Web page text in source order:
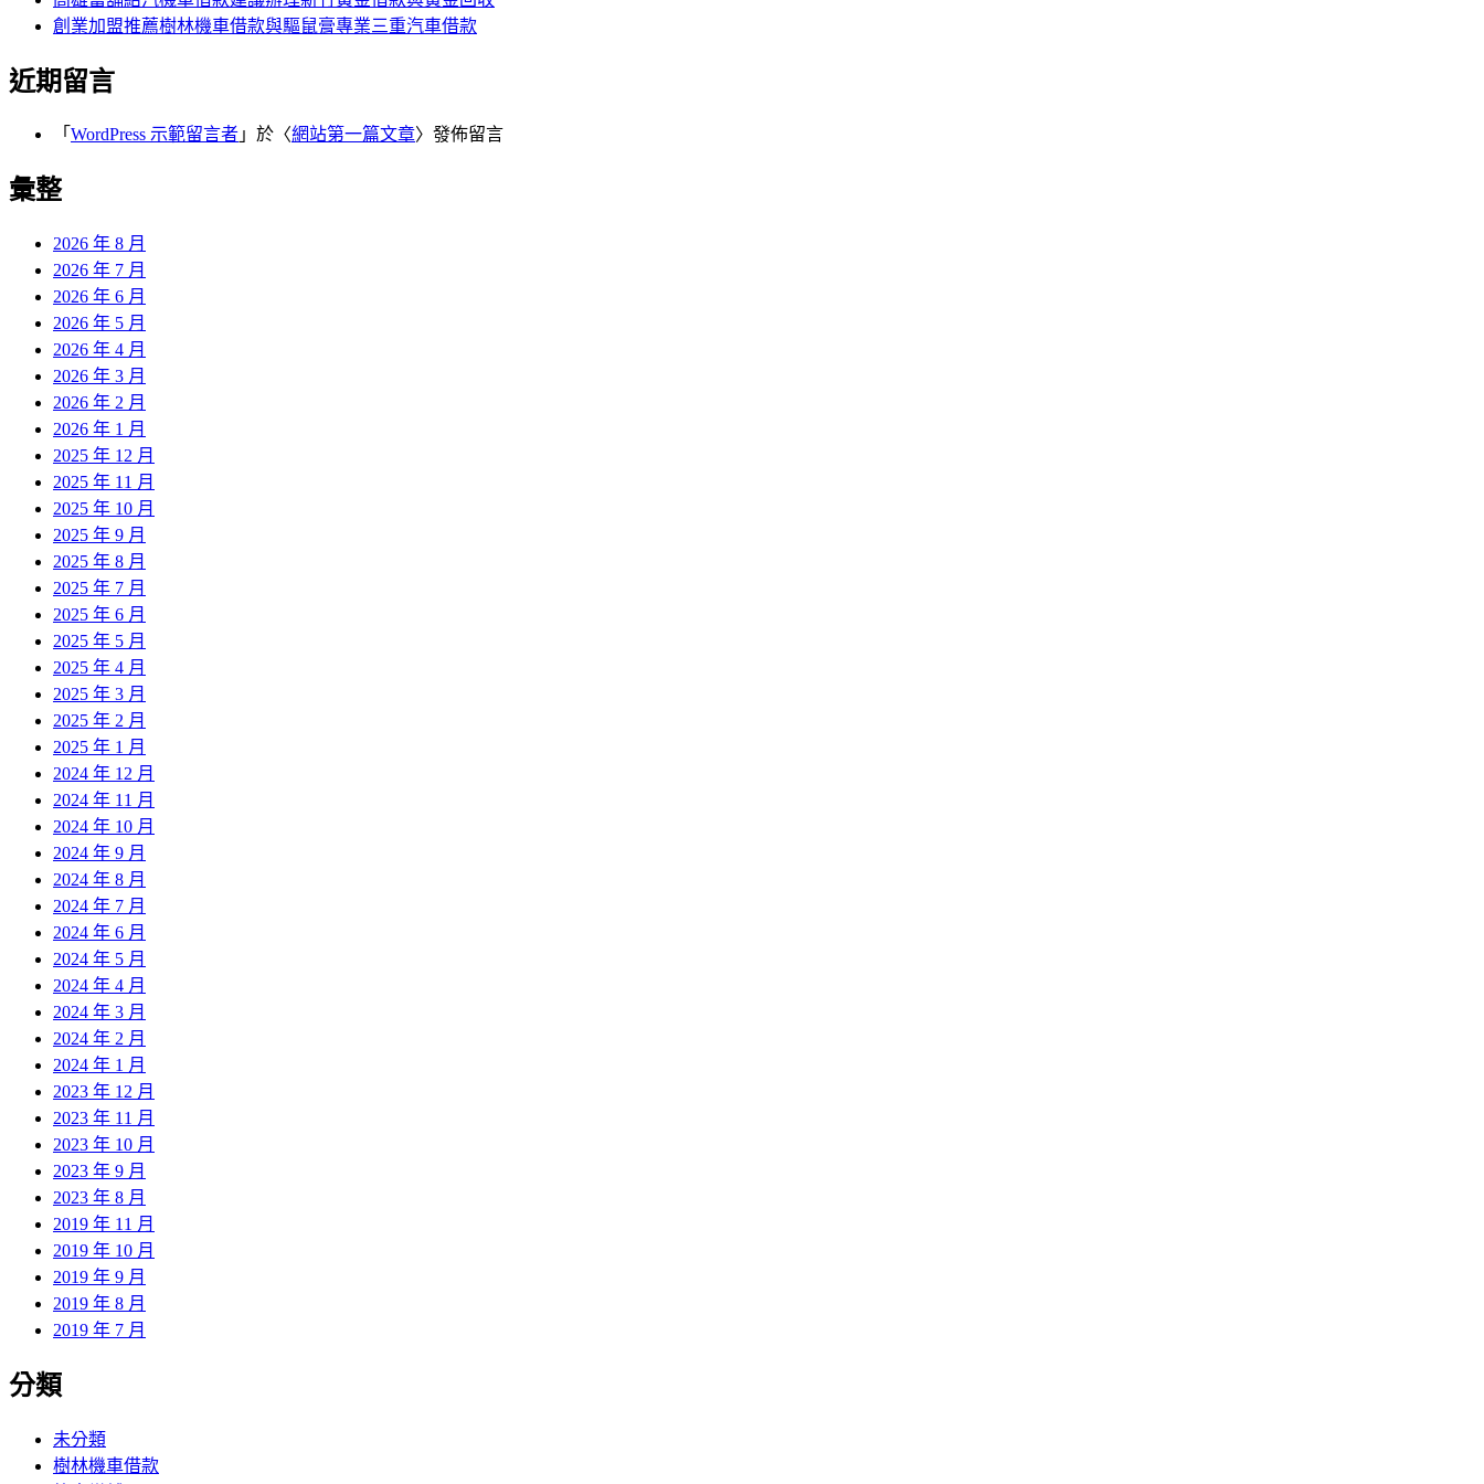
創業加盟推薦樹林機車借款與驅鼠膏專業三重汽車借款
近期留言
「 WordPress 示範留言者 」於〈網站第一篇文章〉發佈留言
彙整
2026 年 8 月
2026 年 7 月
2026 年 6 月
2026 年 5 月
2026 年 4 月
2026 年 3 月
2026 年 2 月
2026 年 1 月
2025 年 12 月
2025 年 11 月
2025 年 10 月
2025 年 9 月
2025 年 8 月
2025 年 7 月
2025 年 6 月
2025 年 5 月
2025 年 4 月
2025 年 3 月
2025 年 2 月
2025 年 1 月
2024 年 12 月
2024 年 11 月
2024 年 10 月
2024 年 9 月
2024 年 8 月
2024 年 7 月
2024 年 6 月
2024 年 5 月
2024 年 4 月
2024 年 3 月
2024 年 2 月
2024 年 1 月
2023 年 12 月
2023 年 11 月
2023 年 10 月
2023 年 9 月
2023 年 8 月
2019 年 11 月
2019 年 10 月
2019 年 9 月
2019 年 8 月
2019 年 7 月
分類
未分類
樹林機車借款